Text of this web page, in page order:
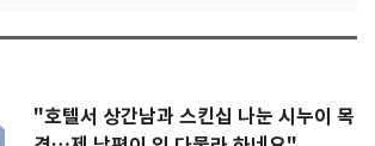
"호텔서 상간남과 스킨십 나눈 시누이 목